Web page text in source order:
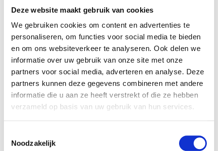
Deze website maakt gebruik van cookies
We gebruiken cookies om content en advertenties te
personaliseren, om functies voor social media te bieden
en om ons websiteverkeer te analyseren. Ook delen we
informatie over uw gebruik van onze site met onze
partners voor social media, adverteren en analyse. Deze
partners kunnen deze gegevens combineren met andere
informatie die u aan ze heeft verstrekt of die ze hebben
verzameld op basis van uw gebruik van hun services.
Noodzakelijk
JOSJE HUISMAN SHOWT
BABYBUIK OP IBIZA
MONICA GEUZE DEELT
PRACHTIGE FOTO MET BABY
ZARA-LIZZY